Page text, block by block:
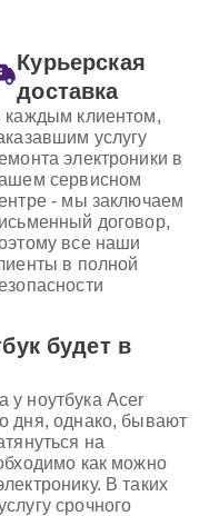
Курьерская
доставка
каждым клиентом,
услугу
электроники в
сервисном
- мы заключаем
договор,
все наши
в полной
будет в
ноутбука Acer
дня, однако, бывают
на
как можно
В таких
срочного